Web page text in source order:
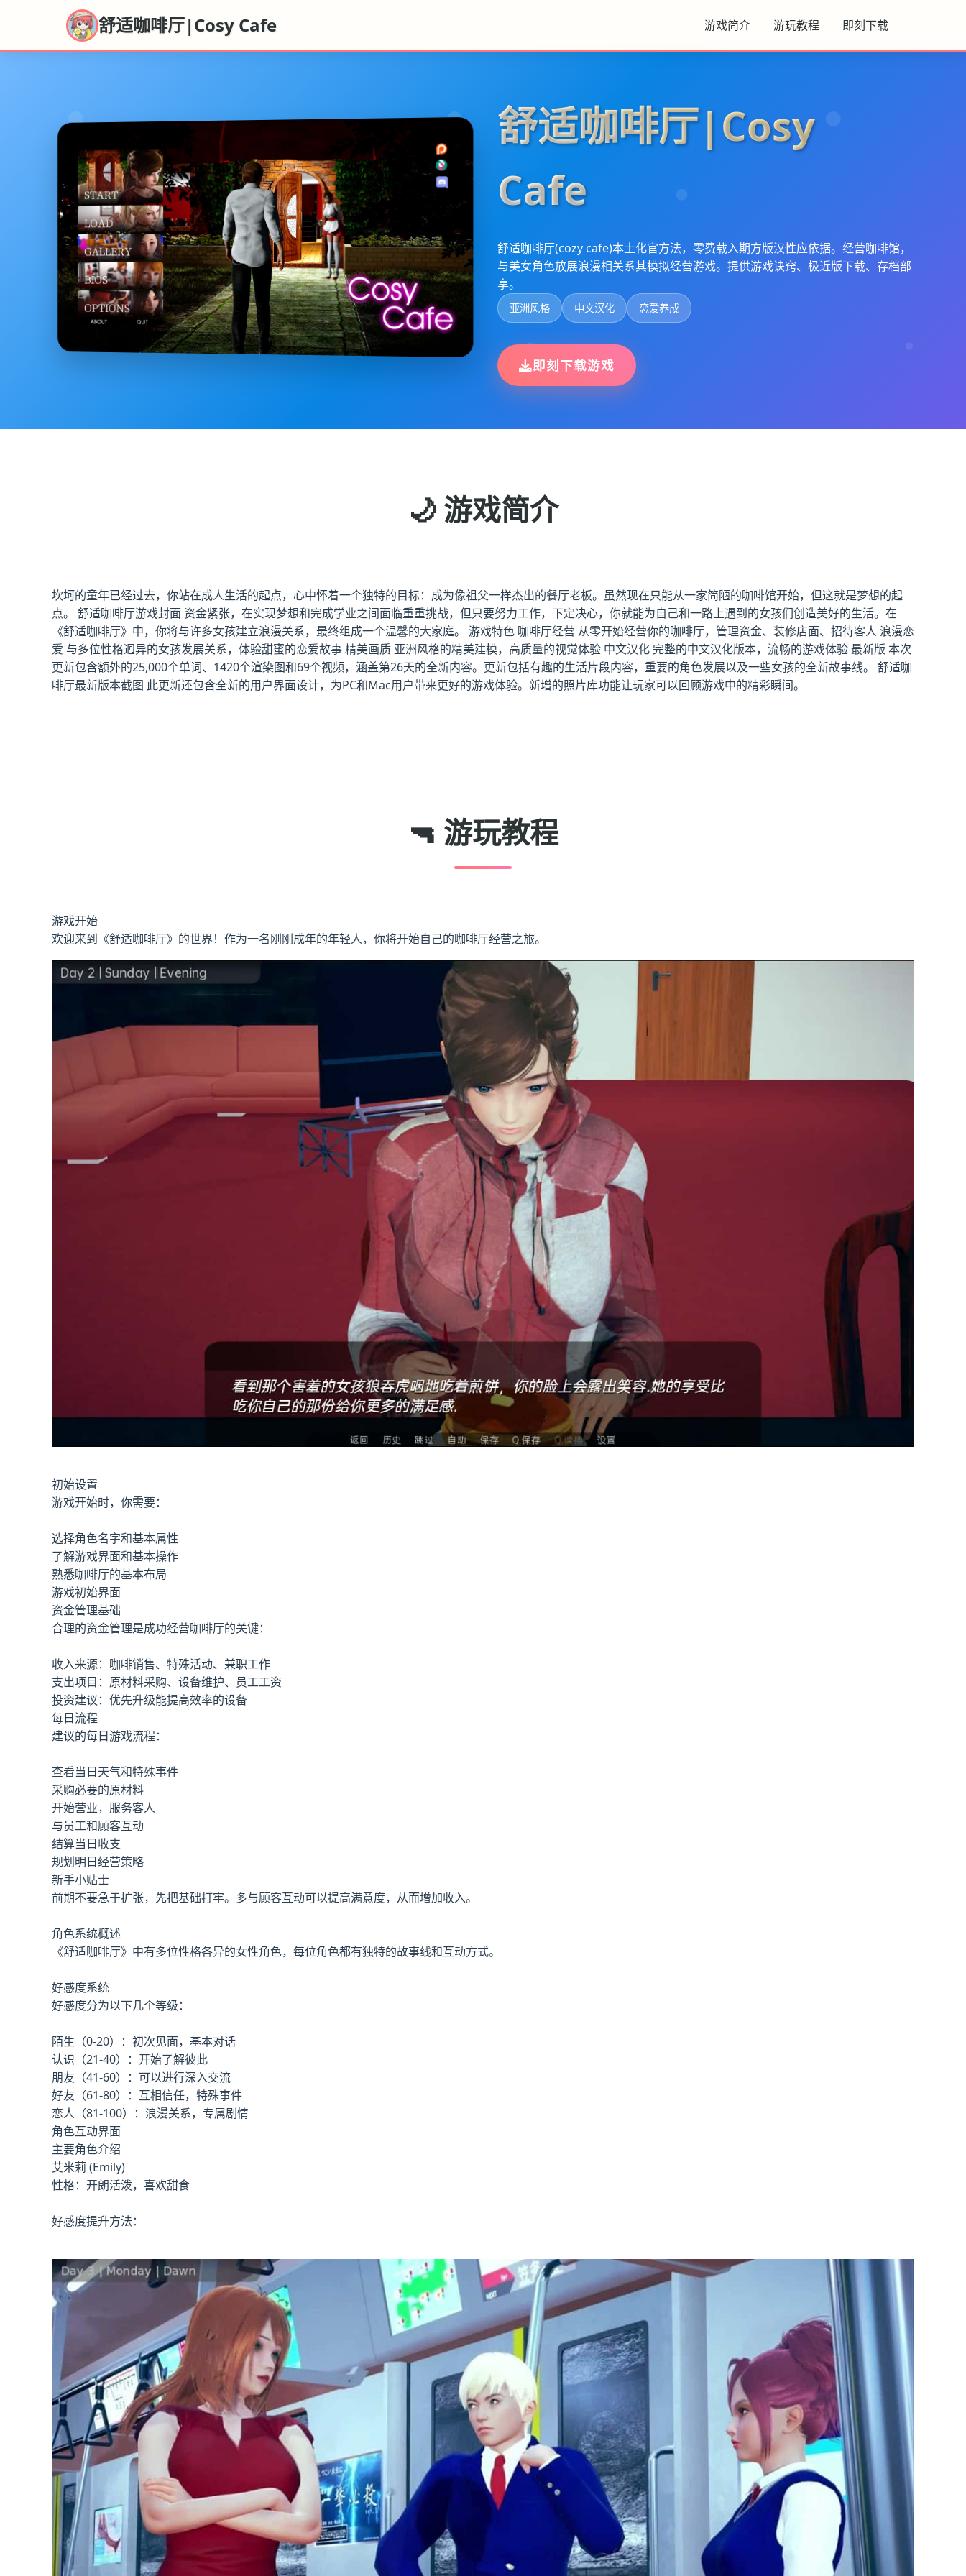
舒适咖啡厅|Cosy Cafe 游戏简介 游玩教程 即刻下载
舒适咖啡厅|Cosy
Cafe
舒适咖啡厅(cozy cafe)本土化官方法，零费载入期方版汉性应依据。经营咖啡馆，
与美女角色放展浪漫相关系其模拟经营游戏。提供游戏诀窍、极近版下载、存档部
享。
亚洲风格 中文汉化 恋爱养成
即刻下载游戏
🌙 游戏简介
坎坷的童年已经过去，你站在成人生活的起点，心中怀着一个独特的目标：成为像祖父一样杰出的餐厅老板。虽然现在只能从一家简陋的咖啡馆开始，但这就是梦想的起
点。 舒适咖啡厅游戏封面 资金紧张，在实现梦想和完成学业之间面临重重挑战，但只要努力工作，下定决心，你就能为自己和一路上遇到的女孩们创造美好的生活。在
《舒适咖啡厅》中，你将与许多女孩建立浪漫关系，最终组成一个温馨的大家庭。 游戏特色 咖啡厅经营 从零开始经营你的咖啡厅，管理资金、装修店面、招待客人 浪漫恋
爱 与多位性格迥异的女孩发展关系，体验甜蜜的恋爱故事 精美画质 亚洲风格的精美建模，高质量的视觉体验 中文汉化 完整的中文汉化版本，流畅的游戏体验 最新版 本次
更新包含额外的25,000个单词、1420个渲染图和69个视频，涵盖第26天的全新内容。更新包括有趣的生活片段内容，重要的角色发展以及一些女孩的全新故事线。 舒适咖
啡厅最新版本截图 此更新还包含全新的用户界面设计，为PC和Mac用户带来更好的游戏体验。新增的照片库功能让玩家可以回顾游戏中的精彩瞬间。
🔫 游玩教程
游戏开始
欢迎来到《舒适咖啡厅》的世界！作为一名刚刚成年的年轻人，你将开始自己的咖啡厅经营之旅。
初始设置
游戏开始时，你需要：
选择角色名字和基本属性
了解游戏界面和基本操作
熟悉咖啡厅的基本布局
游戏初始界面
资金管理基础
合理的资金管理是成功经营咖啡厅的关键：
收入来源：咖啡销售、特殊活动、兼职工作
支出项目：原材料采购、设备维护、员工工资
投资建议：优先升级能提高效率的设备
每日流程
建议的每日游戏流程：
查看当日天气和特殊事件
采购必要的原材料
开始营业，服务客人
与员工和顾客互动
结算当日收支
规划明日经营策略
新手小贴士
前期不要急于扩张，先把基础打牢。多与顾客互动可以提高满意度，从而增加收入。
角色系统概述
《舒适咖啡厅》中有多位性格各异的女性角色，每位角色都有独特的故事线和互动方式。
好感度系统
好感度分为以下几个等级：
陌生（0-20）：初次见面，基本对话
认识（21-40）：开始了解彼此
朋友（41-60）：可以进行深入交流
好友（61-80）：互相信任，特殊事件
恋人（81-100）：浪漫关系，专属剧情
角色互动界面
主要角色介绍
艾米莉 (Emily)
性格：开朗活泼，喜欢甜食
好感度提升方法：